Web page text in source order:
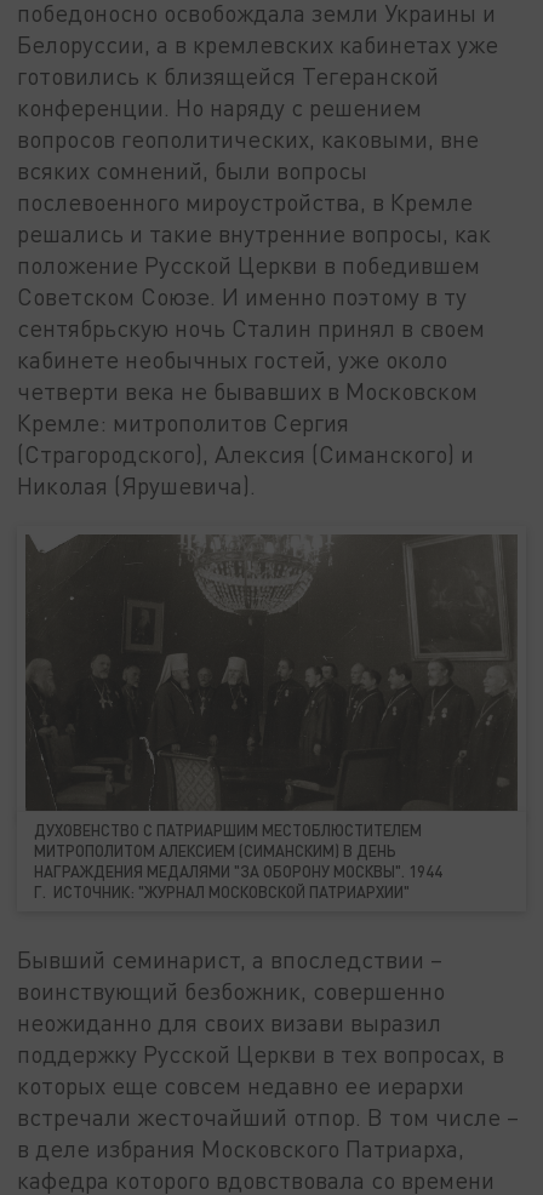
победоносно освобождала земли Украины и
Белоруссии, а в кремлевских кабинетах уже
готовились к близящейся Тегеранской
конференции. Но наряду с решением
вопросов геополитических, каковыми, вне
всяких сомнений, были вопросы
послевоенного мироустройства, в Кремле
решались и такие внутренние вопросы, как
положение Русской Церкви в победившем
Советском Союзе. И именно поэтому в ту
сентябрьскую ночь Сталин принял в своем
кабинете необычных гостей, уже около
четверти века не бывавших в Московском
Кремле: митрополитов Сергия
(Страгородского), Алексия (Симанского) и
Николая (Ярушевича).
ДУХОВЕНСТВО С ПАТРИАРШИМ МЕСТОБЛЮСТИТЕЛЕМ
МИТРОПОЛИТОМ АЛЕКСИЕМ (СИМАНСКИМ) В ДЕНЬ
НАГРАЖДЕНИЯ МЕДАЛЯМИ "ЗА ОБОРОНУ МОСКВЫ". 1944
Г. ИСТОЧНИК: "ЖУРНАЛ МОСКОВСКОЙ ПАТРИАРХИИ"
Бывший семинарист, а впоследствии –
воинствующий безбожник, совершенно
неожиданно для своих визави выразил
поддержку Русской Церкви в тех вопросах, в
которых еще совсем недавно ее иерархи
встречали жесточайший отпор. В том числе –
в деле избрания Московского Патриарха,
кафедра которого вдовствовала со времени